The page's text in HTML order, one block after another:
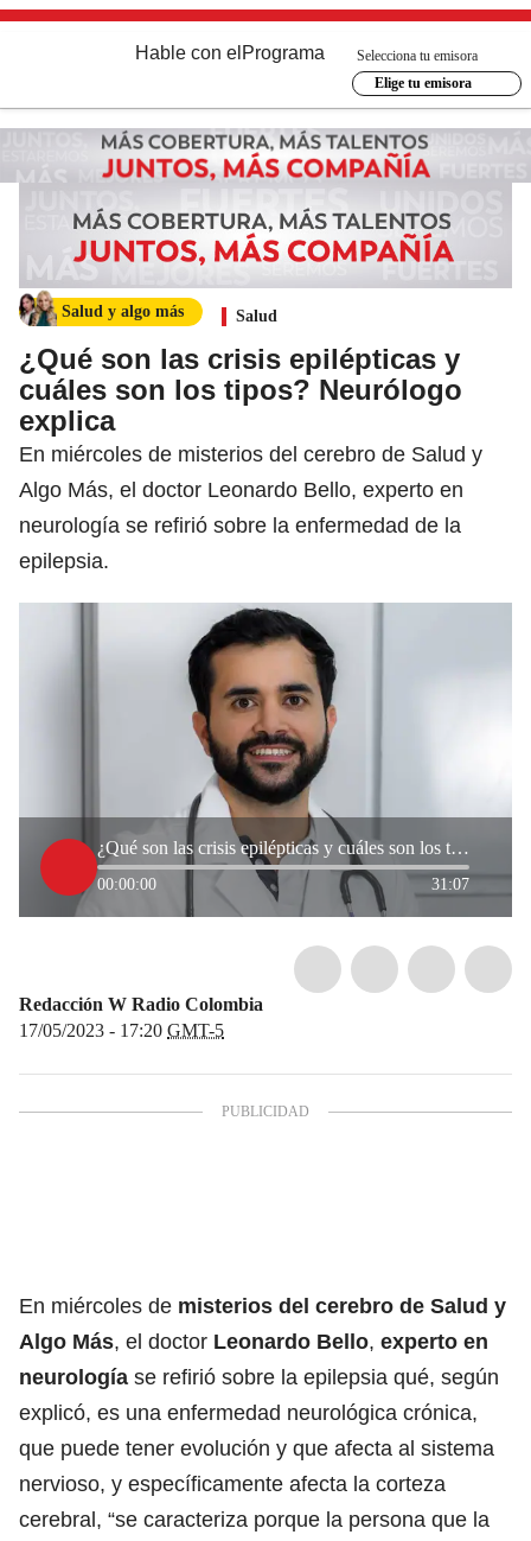
Hable con el Programa
Selecciona tu emisora
Elige tu emisora
Salud y algo más Salud
¿Qué son las crisis epilépticas y
cuáles son los tipos? Neurólogo
explica
En miércoles de misterios del cerebro de Salud y
Algo Más, el doctor Leonardo Bello, experto en
neurología se refirió sobre la enfermedad de la
epilepsia.
¿Qué son las crisis epilépticas y cuáles son los tipos? Neurólogo explica
00:00:00 31:07
Redacción W Radio Colombia
17/05/2023 - 17:20 GMT-5
En miércoles de misterios del cerebro de Salud y
Algo Más, el doctor Leonardo Bello, experto en
neurología se refirió sobre la epilepsia qué, según
explicó, es una enfermedad neurológica crónica,
que puede tener evolución y que afecta al sistema
nervioso, y específicamente afecta la corteza
cerebral, “se caracteriza porque la persona que la